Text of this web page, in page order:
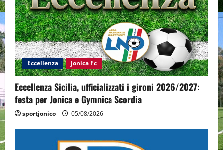
Eccellenza Jonica Fc
Eccellenza Sicilia, ufficializzati i gironi 2026/2027:
festa per Jonica e Gymnica Scordia
sportjonico 05/08/2026